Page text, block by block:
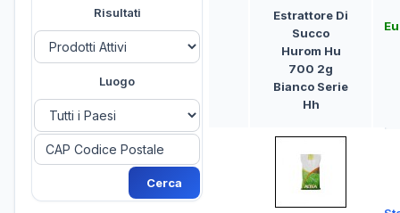
Risultati
Luogo
Estrattore Di
Succo
Hurom Hu
700 2g
Bianco Serie
Hh